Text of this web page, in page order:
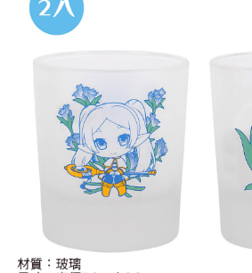
全家取貨付款
每筆NT$65，滿NT$1,300(含以上)免運費
每筆NT$65，滿NT$1,300(含以上)免運費
(不開放使用，請勿選取）
每筆NT$9,999
7-11取貨付款
每筆NT$65，滿NT$1,300(含以上)免運費
付款後7-11取貨
每筆NT$65，滿NT$1,300(含以上)免運費